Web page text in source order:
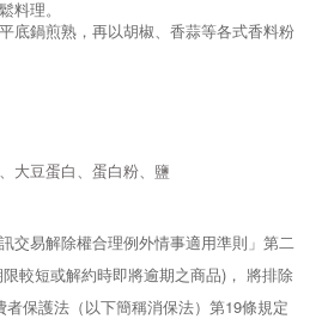
料理。
底鍋煎熟，再以胡椒、香蒜等各式香料粉
大豆蛋白、蛋白粉、鹽
交易解除權合理例外情事適用準則」第二
較短或解約時即將逾期之商品) ， 將排除
者保護法（以下簡稱消保法）第19條規定